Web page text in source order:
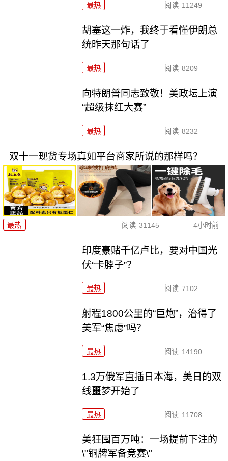
最热 阅读 11249
胡塞这一炸，我终于看懂伊朗总
统昨天那句话了
最热 阅读 8209
向特朗普同志致敬！美政坛上演
“超级抹红大赛”
最热 阅读 8232
双十一现货专场真如平台商家所说的那样吗？
最热 阅读 31145 4小时前
印度豪赌千亿卢比，要对中国光
伏“卡脖子”？
最热 阅读 7102
射程1800公里的“巨炮”，治得了
美军“焦虑”吗？
最热 阅读 14190
1.3万俄军直插日本海，美日的双
线噩梦开始了
最热 阅读 11708
美狂囤百万吨：一场提前下注的
\"铜牌军备竞赛\"